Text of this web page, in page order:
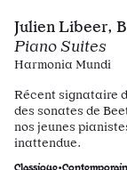
Julien Libeer,
Piano Suites
Harmonia Mundi
Récent signataire
des sonates de
nos jeunes
inattendue.
Classique•Contemporain